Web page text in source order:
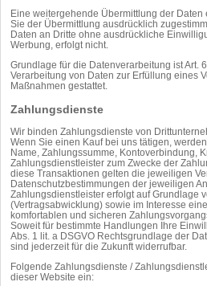
Eine weitergehende Übermittlung der Daten
Sie der Übermittlung ausdrücklich
Daten an Dritte ohne ausdrückliche
Werbung, erfolgt nicht.
Grundlage für die Datenverarbeitung ist Art.
Verarbeitung von Daten zur Erfüllung eines
Maßnahmen gestattet.
Zahlungsdienste
Wir binden Zahlungsdienste von
Wenn Sie einen Kauf bei uns tätigen,
Name, Zahlungssumme, Kontoverbindung,
Zahlungsdienstleister zum Zwecke der
diese Transaktionen gelten die jeweiligen
Datenschutzbestimmungen der jeweiligen
Zahlungsdienstleister erfolgt auf Grundlage
(Vertragsabwicklung) sowie im Interesse
komfortablen und sicheren
Soweit für bestimmte Handlungen Ihre
Abs. 1 lit. a DSGVO Rechtsgrundlage der
sind jederzeit für die Zukunft widerrufbar.
Folgende Zahlungsdienste /
dieser Website ein: